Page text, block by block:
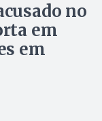
no
em
em